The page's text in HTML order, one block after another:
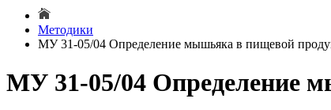
Методики
МУ 31-05/04 Определение мышьяка в пищевой
МУ 31-05/04 Определение